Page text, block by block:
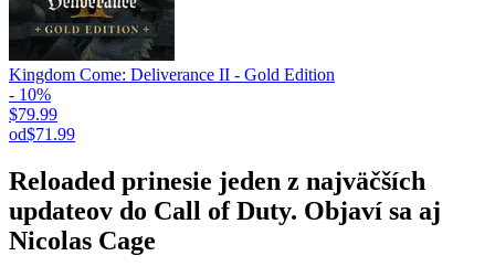
Kingdom Come: Deliverance II - Gold Edition
- 10%
$79.99
od$71.99
Reloaded prinesie jeden z najväčších
updateov do Call of Duty. Objaví sa aj
Nicolas Cage